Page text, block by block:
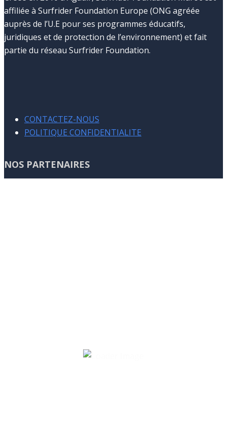
affiliée à Surfrider Foundation Europe (ONG agréée
auprès de l’U.E pour ses programmes éducatifs,
juridiques et de protection de l’environnement) et fait
partie du réseau Surfrider Foundation.
CONTACTEZ-NOUS
POLITIQUE CONFIDENTIALITE
NOS PARTENAIRES